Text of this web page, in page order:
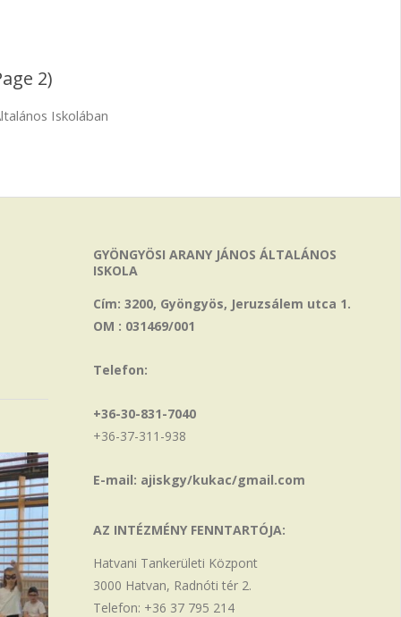
2)
Iskolában
GYÖNGYÖSI ARANY JÁNOS ÁLTALÁNOS
ISKOLA
Cím: 3200, Gyöngyös, Jeruzsálem utca 1.
OM : 031469/001
Telefon:
+36-30-831-7040
+36-37-311-938
E-mail: ajiskgy/kukac/gmail.com
AZ INTÉZMÉNY FENNTARTÓJA:
Hatvani Tankerületi Központ
3000 Hatvan, Radnóti tér 2.
Telefon: +36 37 795 214